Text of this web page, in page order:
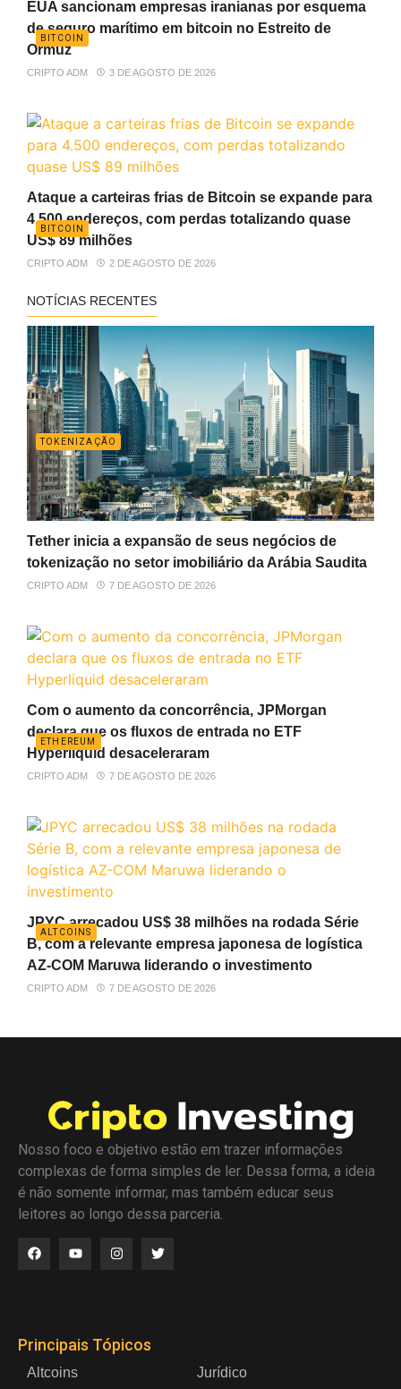
BITCOIN
EUA sancionam empresas iranianas por esquema
de seguro marítimo em bitcoin no Estreito de
Ormuz
CRIPTO ADM 3 DE AGOSTO DE 2026
BITCOIN
Ataque a carteiras frias de Bitcoin se expande para
4.500 endereços, com perdas totalizando quase
US$ 89 milhões
CRIPTO ADM 2 DE AGOSTO DE 2026
NOTÍCIAS RECENTES
TOKENIZAÇÃO
Tether inicia a expansão de seus negócios de
tokenização no setor imobiliário da Arábia Saudita
CRIPTO ADM 7 DE AGOSTO DE 2026
ETHEREUM
Com o aumento da concorrência, JPMorgan
declara que os fluxos de entrada no ETF
Hyperliquid desaceleraram
CRIPTO ADM 7 DE AGOSTO DE 2026
ALTCOINS
JPYC arrecadou US$ 38 milhões na rodada Série
B, com a relevante empresa japonesa de logística
AZ-COM Maruwa liderando o investimento
CRIPTO ADM 7 DE AGOSTO DE 2026
Nosso foco e objetivo estão em trazer informações
complexas de forma simples de ler. Dessa forma, a ideia
é não somente informar, mas também educar seus
leitores ao longo dessa parceria.
Principais Tópicos
Altcoins
Jurídico